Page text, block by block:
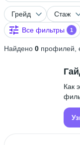
Грейд Стаж
Все фильтры
1
Найдено 0 профилей,
Как